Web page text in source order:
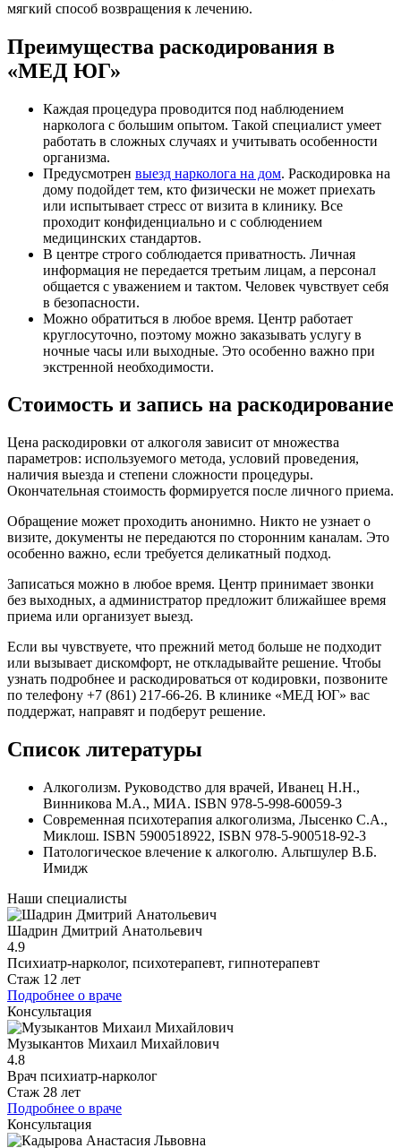
мягкий способ возвращения к лечению.
Преимущества раскодирования в
«МЕД ЮГ»
Каждая процедура проводится под наблюдением
нарколога с большим опытом. Такой специалист умеет
работать в сложных случаях и учитывать особенности
организма.
Предусмотрен выезд нарколога на дом. Раскодировка на
дому подойдет тем, кто физически не может приехать
или испытывает стресс от визита в клинику. Все
проходит конфиденциально и с соблюдением
медицинских стандартов.
В центре строго соблюдается приватность. Личная
информация не передается третьим лицам, а персонал
общается с уважением и тактом. Человек чувствует себя
в безопасности.
Можно обратиться в любое время. Центр работает
круглосуточно, поэтому можно заказывать услугу в
ночные часы или выходные. Это особенно важно при
экстренной необходимости.
Стоимость и запись на раскодирование
Цена раскодировки от алкоголя зависит от множества
параметров: используемого метода, условий проведения,
наличия выезда и степени сложности процедуры.
Окончательная стоимость формируется после личного приема.
Обращение может проходить анонимно. Никто не узнает о
визите, документы не передаются по сторонним каналам. Это
особенно важно, если требуется деликатный подход.
Записаться можно в любое время. Центр принимает звонки
без выходных, а администратор предложит ближайшее время
приема или организует выезд.
Если вы чувствуете, что прежний метод больше не подходит
или вызывает дискомфорт, не откладывайте решение. Чтобы
узнать подробнее и раскодироваться от кодировки, позвоните
по телефону +7 (861) 217-66-26. В клинике «МЕД ЮГ» вас
поддержат, направят и подберут решение.
Список литературы
Алкоголизм. Руководство для врачей, Иванец Н.Н.,
Винникова М.А., МИА. ISBN 978-5-998-60059-3
Современная психотерапия алкоголизма, Лысенко С.А.,
Миклош. ISBN 5900518922, ISBN 978-5-900518-92-3
Патологическое влечение к алкоголю. Альтшулер В.Б.
Имидж
Наши специалисты
Шадрин Дмитрий Анатольевич
4.9
Психиатр-нарколог, психотерапевт, гипнотерапевт
Стаж 12 лет
Подробнее о враче
Консультация
Музыкантов Михаил Михайлович
4.8
Врач психиатр-нарколог
Стаж 28 лет
Подробнее о враче
Консультация